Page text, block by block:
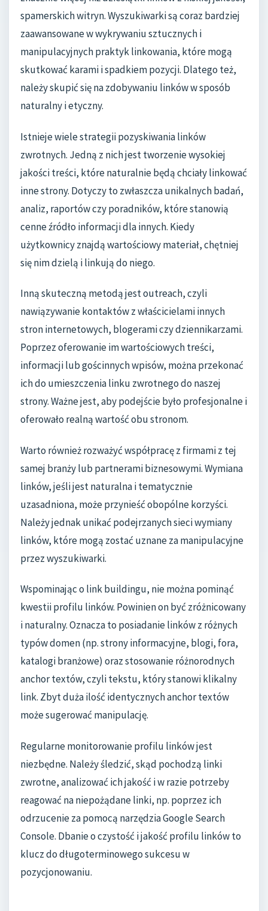
spamerskich witryn. Wyszukiwarki są coraz bardziej
zaawansowane w wykrywaniu sztucznych i
manipulacyjnych praktyk linkowania, które mogą
skutkować karami i spadkiem pozycji. Dlatego też,
należy skupić się na zdobywaniu linków w sposób
naturalny i etyczny.
Istnieje wiele strategii pozyskiwania linków
zwrotnych. Jedną z nich jest tworzenie wysokiej
jakości treści, które naturalnie będą chciały linkować
inne strony. Dotyczy to zwłaszcza unikalnych badań,
analiz, raportów czy poradników, które stanowią
cenne źródło informacji dla innych. Kiedy
użytkownicy znajdą wartościowy materiał, chętniej
się nim dzielą i linkują do niego.
Inną skuteczną metodą jest outreach, czyli
nawiązywanie kontaktów z właścicielami innych
stron internetowych, blogerami czy dziennikarzami.
Poprzez oferowanie im wartościowych treści,
informacji lub gościnnych wpisów, można przekonać
ich do umieszczenia linku zwrotnego do naszej
strony. Ważne jest, aby podejście było profesjonalne i
oferowało realną wartość obu stronom.
Warto również rozważyć współpracę z firmami z tej
samej branży lub partnerami biznesowymi. Wymiana
linków, jeśli jest naturalna i tematycznie
uzasadniona, może przynieść obopólne korzyści.
Należy jednak unikać podejrzanych sieci wymiany
linków, które mogą zostać uznane za manipulacyjne
przez wyszukiwarki.
Wspominając o link buildingu, nie można pominąć
kwestii profilu linków. Powinien on być zróżnicowany
i naturalny. Oznacza to posiadanie linków z różnych
typów domen (np. strony informacyjne, blogi, fora,
katalogi branżowe) oraz stosowanie różnorodnych
anchor textów, czyli tekstu, który stanowi klikalny
link. Zbyt duża ilość identycznych anchor textów
może sugerować manipulację.
Regularne monitorowanie profilu linków jest
niezbędne. Należy śledzić, skąd pochodzą linki
zwrotne, analizować ich jakość i w razie potrzeby
reagować na niepożądane linki, np. poprzez ich
odrzucenie za pomocą narzędzia Google Search
Console. Dbanie o czystość i jakość profilu linków to
klucz do długoterminowego sukcesu w
pozycjonowaniu.